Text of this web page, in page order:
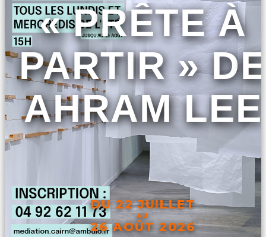
« PRÊTE À
PARTIR » DE
AHRAM LEE
DU 22 JUILLET
AU
26 AOÛT 2026